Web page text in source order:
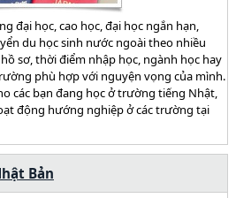
đại học, cao học, đại học ngắn hạn,
du học sinh nước ngoài theo nhiều
sơ, thời điểm nhập học, ngành học hay
phù hợp với nguyện vọng của mình.
các bạn đang học ở trường tiếng Nhật,
động hướng nghiệp ở các trường tại
Bản